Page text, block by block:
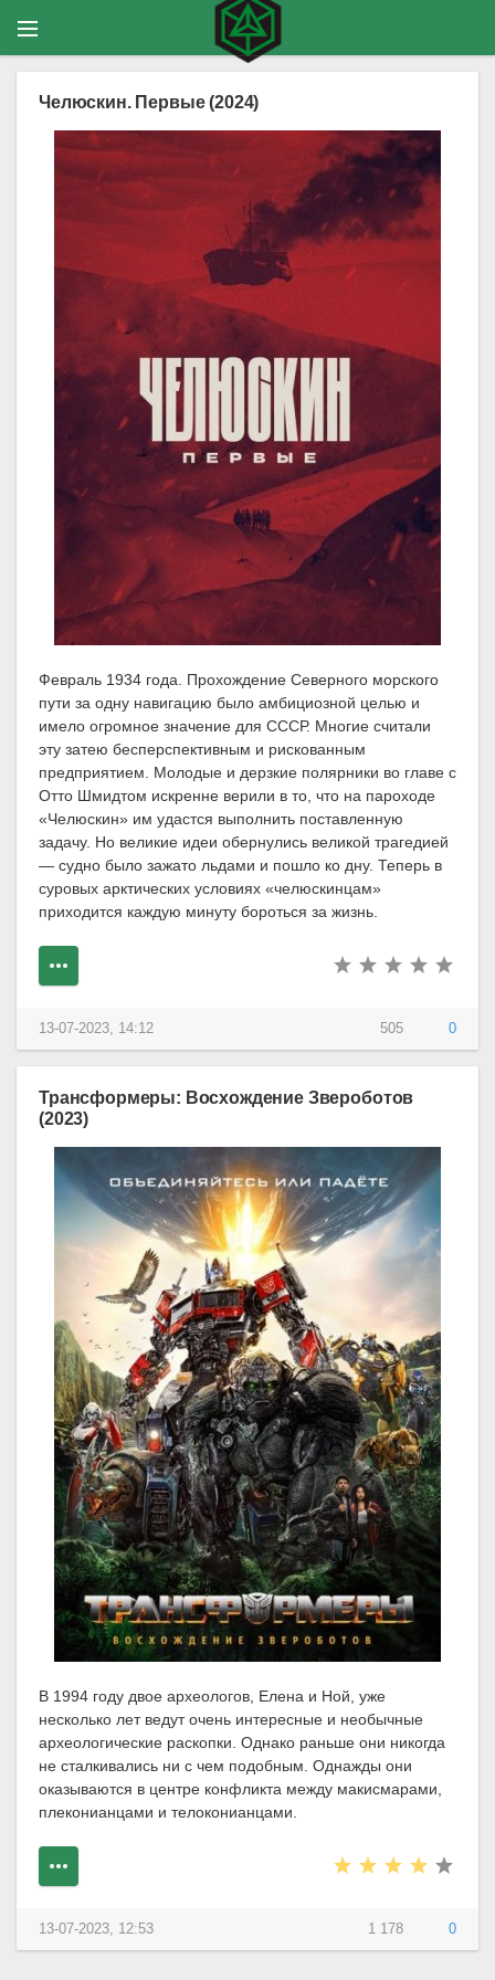
Челюскин. Первые (2024)
Февраль 1934 года. Прохождение Северного морского
пути за одну навигацию было амбициозной целью и
имело огромное значение для СССР. Многие считали
эту затею бесперспективным и рискованным
предприятием. Молодые и дерзкие полярники во главе с
Отто Шмидтом искренне верили в то, что на пароходе
«Челюскин» им удастся выполнить поставленную
задачу. Но великие идеи обернулись великой трагедией
— судно было зажато льдами и пошло ко дну. Теперь в
суровых арктических условиях «челюскинцам»
приходится каждую минуту бороться за жизнь.
505 0
13-07-2023, 14:12
Трансформеры: Восхождение Звероботов
(2023)
В 1994 году двое археологов, Елена и Ной, уже
несколько лет ведут очень интересные и необычные
археологические раскопки. Однако раньше они никогда
не сталкивались ни с чем подобным. Однажды они
оказываются в центре конфликта между макисмарами,
плеконианцами и телоконианцами.
1 178 0
13-07-2023, 12:53